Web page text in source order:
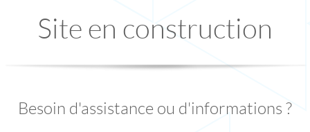
Site en construction
Besoin d'assistance ou d'informations ?